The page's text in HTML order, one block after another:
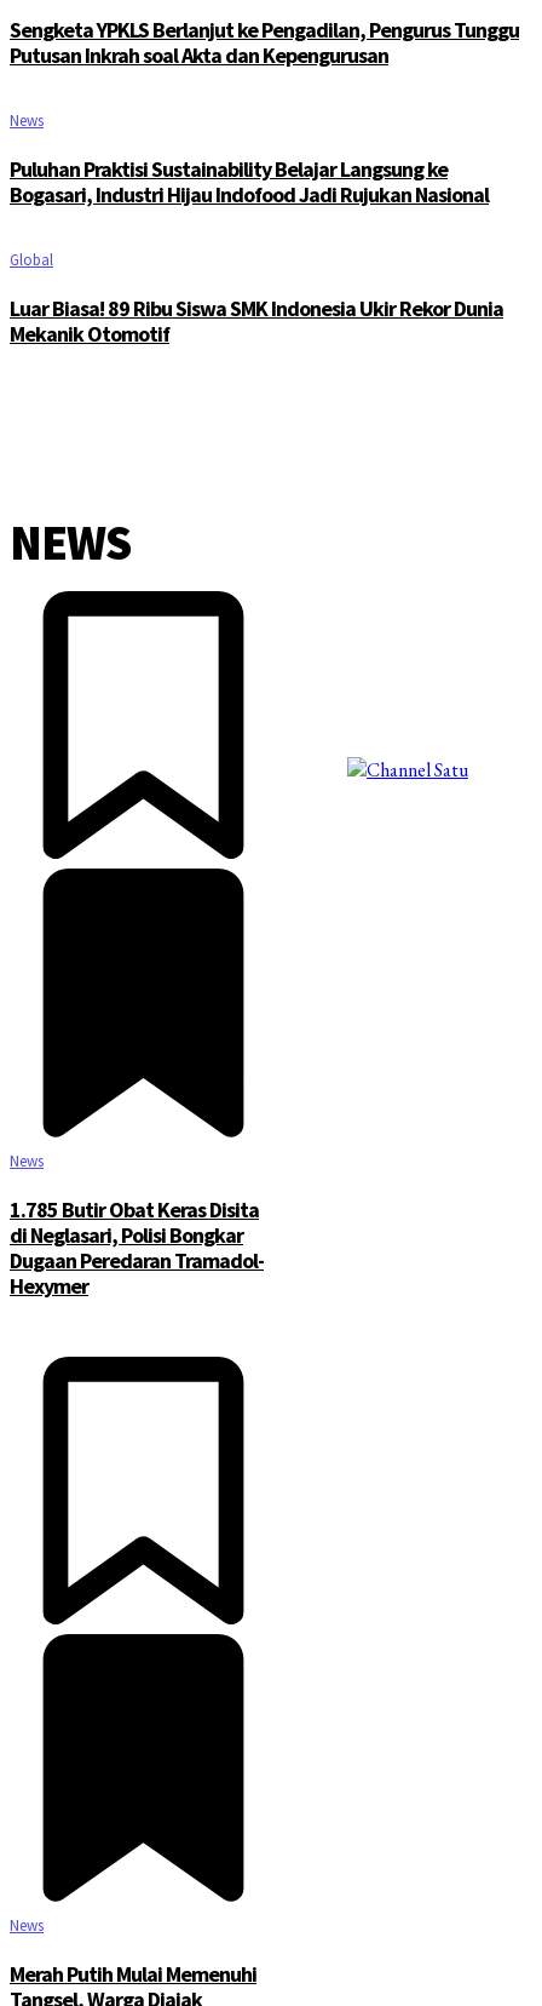
Sengketa YPKLS Berlanjut ke Pengadilan, Pengurus Tunggu
Putusan Inkrah soal Akta dan Kepengurusan
News
Puluhan Praktisi Sustainability Belajar Langsung ke
Bogasari, Industri Hijau Indofood Jadi Rujukan Nasional
Global
Luar Biasa! 89 Ribu Siswa SMK Indonesia Ukir Rekor Dunia
Mekanik Otomotif
NEWS
News
1.785 Butir Obat Keras Disita
di Neglasari, Polisi Bongkar
Dugaan Peredaran Tramadol-
Hexymer
News
Merah Putih Mulai Memenuhi
Tangsel, Warga Diajak